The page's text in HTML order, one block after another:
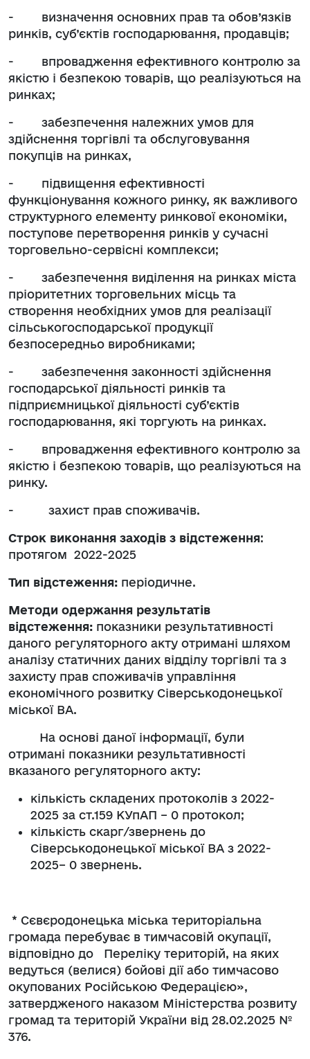
- визначення основних прав та обов’язків
ринків, суб’єктів господарювання, продавців;
- впровадження ефективного контролю за
якістю і безпекою товарів, що реалізуються на
ринках;
- забезпечення належних умов для
здійснення торгівлі та обслуговування
покупців на ринках,
- підвищення ефективності
функціонування кожного ринку, як важливого
структурного елементу ринкової економіки,
поступове перетворення ринків у сучасні
торговельно-сервісні комплекси;
- забезпечення виділення на ринках міста
пріоритетних торговельних місць та
створення необхідних умов для реалізації
сільськогосподарської продукції
безпосередньо виробниками;
- забезпечення законності здійснення
господарської діяльності ринків та
підприємницької діяльності суб’єктів
господарювання, які торгують на ринках.
- впровадження ефективного контролю за
якістю і безпекою товарів, що реалізуються на
ринку.
- захист прав споживачів.
Строк виконання заходів з відстеження:
протягом 2022-2025
Тип відстеження: періодичне.
Методи одержання результатів
відстеження: показники результативності
даного регуляторного акту отримані шляхом
аналізу статичних даних відділу торгівлі та з
захисту прав споживачів управління
економічного розвитку Сіверськодонецької
міської ВА.
На основі даної інформації, були
отримані показники результативності
вказаного регуляторного акту:
кількість складених протоколів з 2022-
2025 за ст.159 КУпАП – 0 протокол;
кількість скарг/звернень до
Сіверськодонецької міської ВА з 2022-
2025– 0 звернень.
* Сєвєродонецька міська територіальна
громада перебуває в тимчасовій окупації,
відповідно до Переліку територій, на яких
ведуться (велися) бойові дії або тимчасово
окупованих Російською Федерацією»,
затвердженого наказом Міністерства розвиту
громад та територій України від 28.02.2025 №
376.